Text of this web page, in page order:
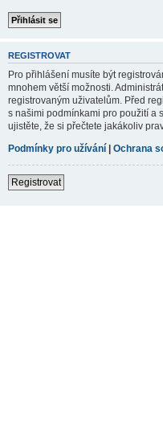
REGISTROVAT
Pro přihlášení musíte být
mnohem větší možnosti.
registrovaným uživatelům. Před
s našimi podmínkami pro použití a
ujistěte, že si přečtete jakákoliv
Podmínky pro užívání | Ochrana
Registrovat